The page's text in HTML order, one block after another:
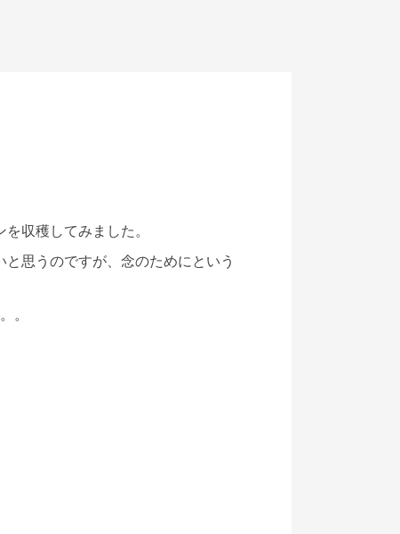
収穫してみました。
思うのですが、念のためにという
。